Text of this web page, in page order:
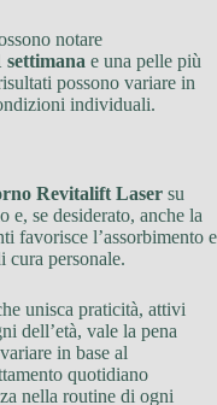
notare
e una pelle più
possono variare in
individuali.
Revitalift Laser su
e, se desiderato, anche la
favorisce l’assorbimento e
cura personale.
unisca praticità, attivi
dell’età, vale la pena
in base al
quotidiano
nella routine di ogni